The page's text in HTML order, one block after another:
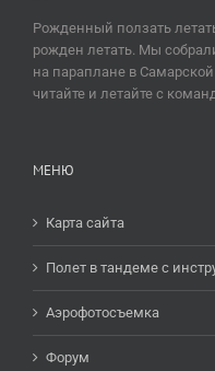
Рожденный ползать
рожден летать. Мы
на параплане в
читайте и летайте с
МЕНЮ
Карта сайта
Полет в тандеме c
Аэрофотосъемка
Форум